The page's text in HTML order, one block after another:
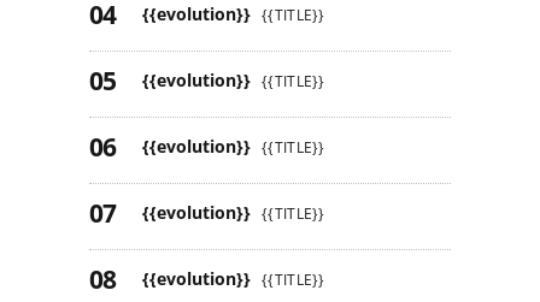
{{evolution}} {{TITLE}}
{{evolution}} {{TITLE}}
{{evolution}} {{TITLE}}
{{evolution}} {{TITLE}}
{{evolution}} {{TITLE}}